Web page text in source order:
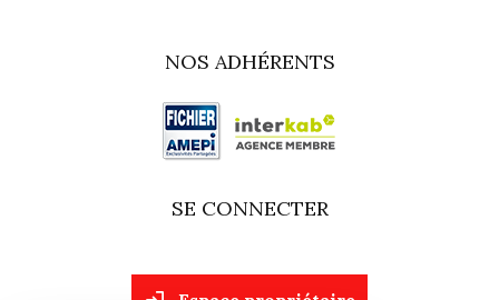
NOS ADHÉRENTS
SE CONNECTER